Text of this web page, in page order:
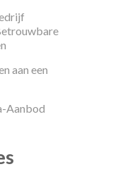
aan een
Aanbod